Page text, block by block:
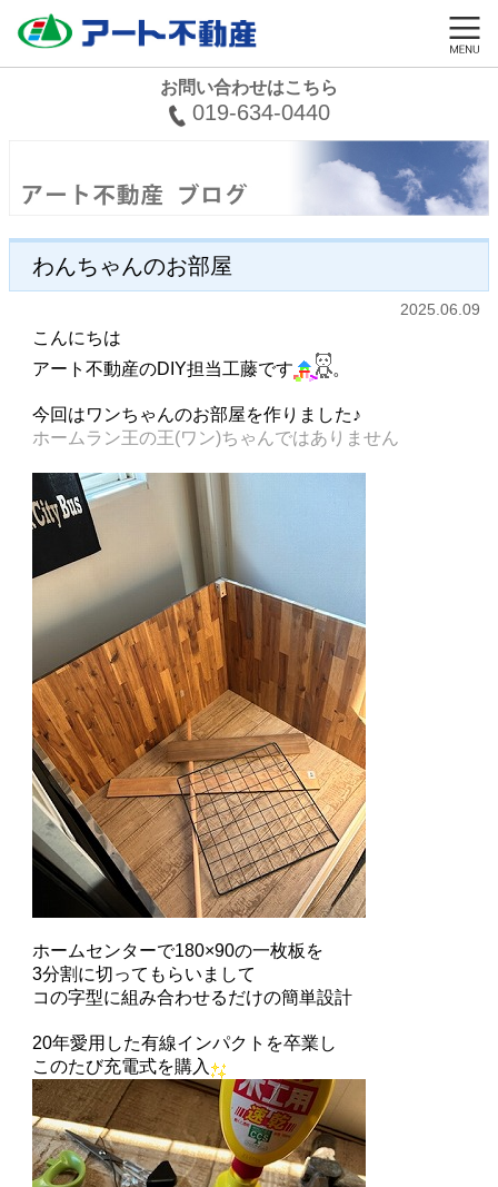
お問い合わせはこちら
019-634-0440
わんちゃんのお部屋
2025.06.09
こんにちは
アート不動産のDIY担当工藤です
。
今回はワンちゃんのお部屋を作りました♪
ホームラン王の王(ワン)ちゃんではありません
ホームセンターで180×90の一枚板を
3分割に切ってもらいまして
コの字型に組み合わせるだけの簡単設計
20年愛用した有線インパクトを卒業し
このたび充電式を購入